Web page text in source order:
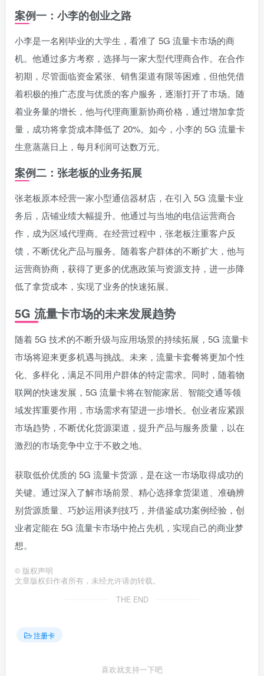
案例一：小李的创业之路
小李是一名刚毕业的大学生，看准了 5G 流量卡市场的商
机。他通过多方考察，选择与一家大型代理商合作。在合作
初期，尽管面临资金紧张、销售渠道有限等困难，但他凭借
着积极的推广态度与优质的客户服务，逐渐打开了市场。随
着业务量的增长，他与代理商重新协商价格，通过增加拿货
量，成功将拿货成本降低了 20%。如今，小李的 5G 流量卡
生意蒸蒸日上，每月利润可达数万元。
案例二：张老板的业务拓展
张老板原本经营一家小型通信器材店，在引入 5G 流量卡业
务后，店铺业绩大幅提升。他通过与当地的电信运营商合
作，成为区域代理商。在经营过程中，张老板注重客户反
馈，不断优化产品与服务。随着客户群体的不断扩大，他与
运营商协商，获得了更多的优惠政策与资源支持，进一步降
低了拿货成本，实现了业务的快速拓展。
5G 流量卡市场的未来发展趋势
随着 5G 技术的不断升级与应用场景的持续拓展，5G 流量卡
市场将迎来更多机遇与挑战。未来，流量卡套餐将更加个性
化、多样化，满足不同用户群体的特定需求。同时，随着物
联网的快速发展，5G 流量卡将在智能家居、智能交通等领
域发挥重要作用，市场需求有望进一步增长。创业者应紧跟
市场趋势，不断优化货源渠道，提升产品与服务质量，以在
激烈的市场竞争中立于不败之地。
获取低价优质的 5G 流量卡货源，是在这一市场取得成功的
关键。通过深入了解市场前景、精心选择拿货渠道、准确辨
别货源质量、巧妙运用谈判技巧，并借鉴成功案例经验，创
业者定能在 5G 流量卡市场中抢占先机，实现自己的商业梦
想。
© 版权声明
文章版权归作者所有，未经允许请勿转载。
THE END
注册卡
喜欢就支持一下吧